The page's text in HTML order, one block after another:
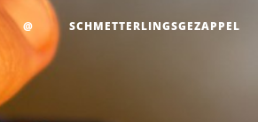
@ SCHMETTERLINGSGEZAPPEL